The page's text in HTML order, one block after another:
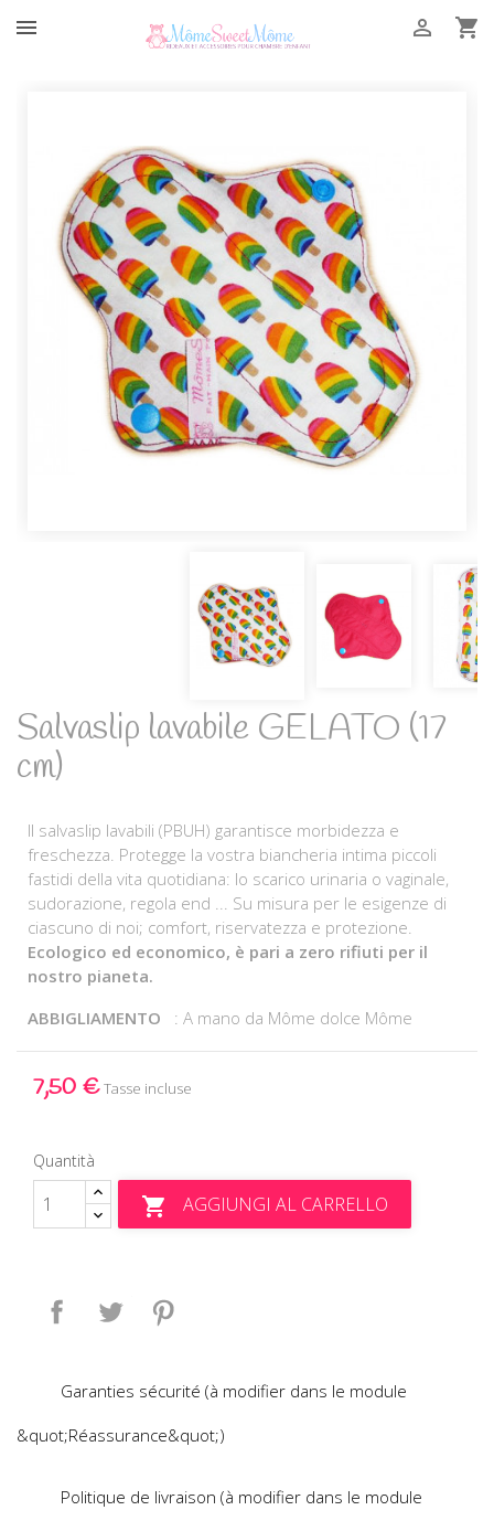
 

Salvaslip lavabile GELATO (17
cm)
Il salvaslip lavabili (PBUH) garantisce morbidezza e
freschezza. Protegge la vostra biancheria intima piccoli
fastidi della vita quotidiana: lo scarico urinaria o vaginale,
sudorazione, regola end ... Su misura per le esigenze di
ciascuno di noi; comfort, riservatezza e protezione.
Ecologico ed economico, è pari a zero rifiuti per il
nostro pianeta.
ABBIGLIAMENTO : A mano da Môme dolce Môme
7,50 €Tasse incluse
Quantità
 AGGIUNGI AL CARRELLO
Condividi Twitta
Garanties sécurité (à modifier dans le module
&quot;Réassurance&quot;)
Politique de livraison (à modifier dans le module